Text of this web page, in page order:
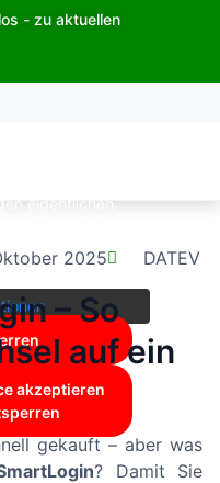
- zu aktuellen
eigentlichen
Drittanbieter
akzeptieren
2025 DATEV
– So
auf ein
gekauft – aber was
? Damit Sie